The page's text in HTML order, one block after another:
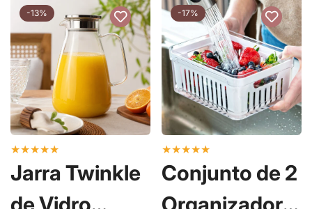
-13%
★★★★★
Jarra Twinkle
-17%
★★★★★
Conjunto de 2